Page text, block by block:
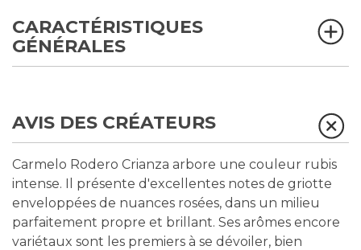
CARACTÉRISTIQUES
GÉNÉRALES
AVIS DES CRÉATEURS
Carmelo Rodero Crianza arbore une couleur rubis
intense. Il présente d'excellentes notes de griotte
enveloppées de nuances rosées, dans un milieu
parfaitement propre et brillant. Ses arômes encore
variétaux sont les premiers à se dévoiler, bien